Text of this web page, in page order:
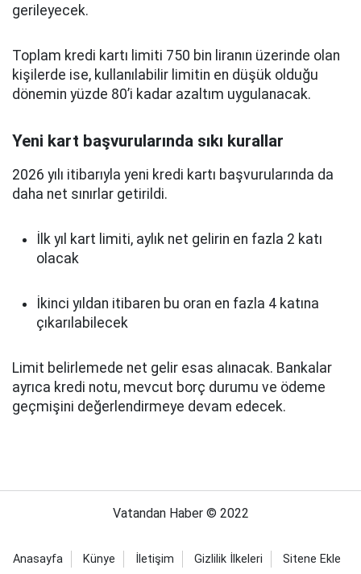
gerileyecek.
Toplam kredi kartı limiti 750 bin liranın üzerinde olan
kişilerde ise, kullanılabilir limitin en düşük olduğu
dönemin yüzde 80’i kadar azaltım uygulanacak.
Yeni kart başvurularında sıkı kurallar
2026 yılı itibarıyla yeni kredi kartı başvurularında da
daha net sınırlar getirildi.
İlk yıl kart limiti, aylık net gelirin en fazla 2 katı
olacak
İkinci yıldan itibaren bu oran en fazla 4 katına
çıkarılabilecek
Limit belirlemede net gelir esas alınacak. Bankalar
ayrıca kredi notu, mevcut borç durumu ve ödeme
geçmişini değerlendirmeye devam edecek.
Vatandan Haber © 2022
Anasayfa Künye İletişim Gizlilik İlkeleri Sitene Ekle